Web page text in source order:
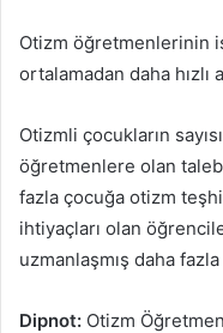
Otizm öğretmenlerinin
ortalamadan daha hızlı
Otizmli çocukların
öğretmenlere olan
fazla çocuğa otizm
ihtiyaçları olan
uzmanlaşmış daha
Dipnot: Otizm